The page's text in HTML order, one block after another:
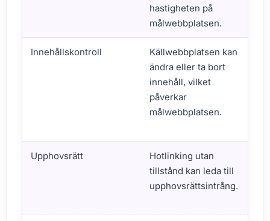
hastigheten på
målwebbplatsen.
Innehållskontroll
Källwebbplatsen kan
ändra eller ta bort
innehåll, vilket
påverkar
målwebbplatsen.
Upphovsrätt
Hotlinking utan
tillstånd kan leda till
upphovsrättsintrång.